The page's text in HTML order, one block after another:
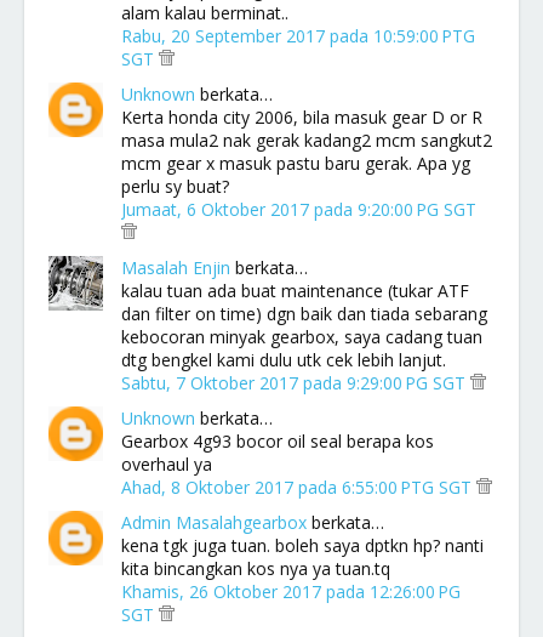
alam kalau berminat..
Rabu, 20 September 2017 pada 10:59:00 PTG
SGT
Unknown berkata…
Kerta honda city 2006, bila masuk gear D or R
masa mula2 nak gerak kadang2 mcm sangkut2
mcm gear x masuk pastu baru gerak. Apa yg
perlu sy buat?
Jumaat, 6 Oktober 2017 pada 9:20:00 PG SGT
Masalah Enjin berkata…
kalau tuan ada buat maintenance (tukar ATF
dan filter on time) dgn baik dan tiada sebarang
kebocoran minyak gearbox, saya cadang tuan
dtg bengkel kami dulu utk cek lebih lanjut.
Sabtu, 7 Oktober 2017 pada 9:29:00 PG SGT
Unknown berkata…
Gearbox 4g93 bocor oil seal berapa kos
overhaul ya
Ahad, 8 Oktober 2017 pada 6:55:00 PTG SGT
Admin Masalahgearbox berkata…
kena tgk juga tuan. boleh saya dptkn hp? nanti
kita bincangkan kos nya ya tuan.tq
Khamis, 26 Oktober 2017 pada 12:26:00 PG
SGT